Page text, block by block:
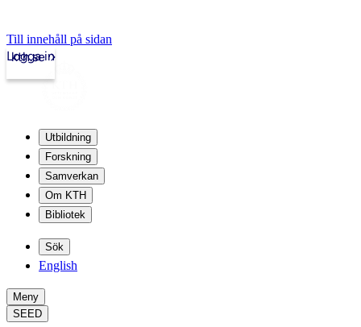
Till innehåll på sidan
kth.se
Logga in
Utbildning
Forskning
Samverkan
Om KTH
Bibliotek
Sök
English
Meny
SEED